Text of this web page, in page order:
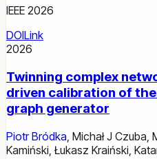
IEEE 2026
DOILink
2026
Twinning complex
driven calibration of
graph generator
Piotr Bródka Michał J Czuba
Kamiński Łukasz Kraiński